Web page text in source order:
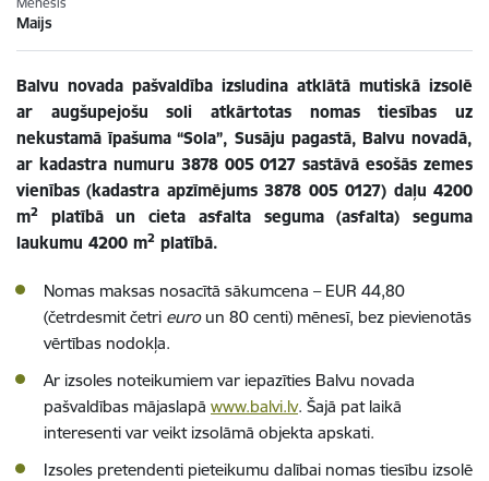
Maijs
Balvu novada pašvaldība izsludina atklātā mutiskā izsolē
ar augšupejošu soli atkārtotas nomas tiesības uz
nekustamā īpašuma “Sola”, Susāju pagastā, Balvu novadā,
ar kadastra numuru 3878 005 0127 sastāvā esošās zemes
vienības (kadastra apzīmējums 3878 005 0127) daļu 4200
m2
platībā un cieta asfalta seguma (asfalta) seguma
laukumu 4200 m2 platībā.
Nomas maksas nosacītā sākumcena – EUR 44,80
(četrdesmit četri euroun 80 centi) mēnesī, bez pievienotās
vērtības nodokļa.
Ar izsoles noteikumiem var iepazīties Balvu novada
pašvaldības mājaslapā www.balvi.lv. Šajā pat laikā
interesenti var veikt izsolāmā objekta apskati.
Izsoles pretendenti pieteikumu dalībai nomas tiesību izsolē